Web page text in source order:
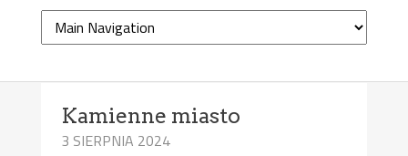
Kamienne miasto
3 SIERPNIA 2024